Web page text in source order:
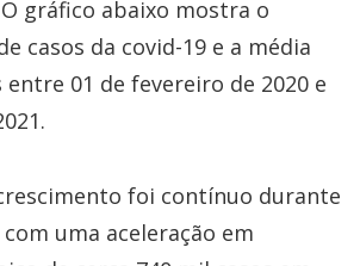
gráfico abaixo mostra o
casos da covid-19 e a média
entre 01 de fevereiro de 2020 e
foi contínuo durante
uma aceleração em